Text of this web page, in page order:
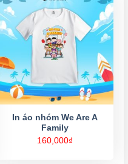
In áo nhóm We Are A
Family
160,000₫